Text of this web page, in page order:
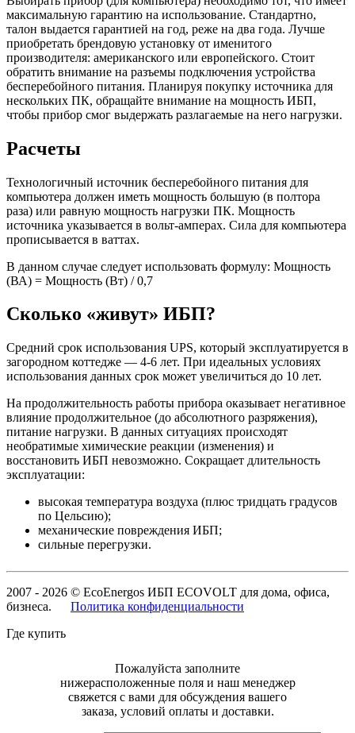
максимальную гарантию на использование. Стандартно,
талон выдается гарантией на год, реже на два года. Лучше
приобретать брендовую установку от именитого
производителя: американского или европейского. Стоит
обратить внимание на разъемы подключения устройства
бесперебойного питания. Планируя покупку источника для
нескольких ПК, обращайте внимание на мощность ИБП,
чтобы прибор смог выдержать разлагаемые на него нагрузки.
Расчеты
Технологичный источник бесперебойного питания для
компьютера должен иметь мощность большую (в полтора
раза) или равную мощность нагрузки ПК. Мощность
источника указывается в вольт-амперах. Сила для компьютера
прописывается в ваттах.
В данном случае следует использовать формулу: Мощность
(ВА) = Мощность (Вт) / 0,7
Сколько «живут» ИБП?
Средний срок использования UPS, который эксплуатируется в
загородном коттедже — 4-6 лет. При идеальных условиях
использования данных срок может увеличиться до 10 лет.
На продолжительность работы прибора оказывает негативное
влияние продолжительное (до абсолютного разряжения),
питание нагрузки. В данных ситуациях происходят
необратимые химические реакции (изменения) и
восстановить ИБП невозможно. Сокращает длительность
эксплуатации:
высокая температура воздуха (плюс тридцать градусов
по Цельсию);
механические повреждения ИБП;
сильные перегрузки.
2007 - 2026 © EcoEnergos ИБП ECOVOLT для дома, офиса,
бизнеса. Политика конфиденциальности
Где купить
Пожалуйста заполните
нижерасположенные поля и наш менеджер
свяжется с вами для обсуждения вашего
заказа, условий оплаты и доставки.